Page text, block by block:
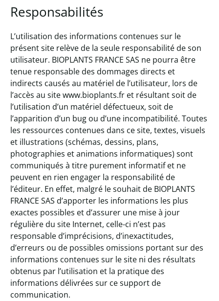
Responsabilités
L’utilisation des informations contenues sur le
présent site relève de la seule responsabilité de son
utilisateur. BIOPLANTS FRANCE SAS ne pourra être
tenue responsable des dommages directs et
indirects causés au matériel de l’utilisateur, lors de
l’accès au site www.bioplants.fr et résultant soit de
l’utilisation d’un matériel défectueux, soit de
l’apparition d’un bug ou d’une incompatibilité. Toutes
les ressources contenues dans ce site, textes, visuels
et illustrations (schémas, dessins, plans,
photographies et animations informatiques) sont
communiqués à titre purement informatif et ne
peuvent en rien engager la responsabilité de
l’éditeur. En effet, malgré le souhait de BIOPLANTS
FRANCE SAS d’apporter les informations les plus
exactes possibles et d’assurer une mise à jour
régulière du site Internet, celle-ci n’est pas
responsable d’imprécisions, d’inexactitudes,
d’erreurs ou de possibles omissions portant sur des
informations contenues sur le site ni des résultats
obtenus par l’utilisation et la pratique des
informations délivrées sur ce support de
communication.